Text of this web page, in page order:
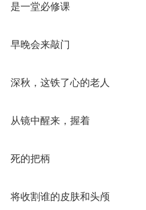
是一堂必修课
早晚会来敲门
深秋，这铁了心的老人
从镜中醒来，握着
死的把柄
将收割谁的皮肤和头颅